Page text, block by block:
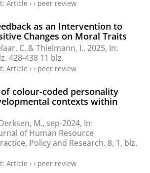
: Article › › peer review
as an Intervention to
Changes on Moral Traits
C. & Thielmann, I., 2025, In:
428-438 11 blz.
: Article › › peer review
colour-coded personality
contexts within
M., sep-2024, In:
of Human Resource
Policy and Research. 8, 1, blz.
: Article › › peer review